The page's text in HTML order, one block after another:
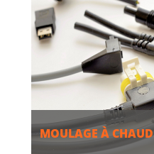
MOULAGE À CHAUD